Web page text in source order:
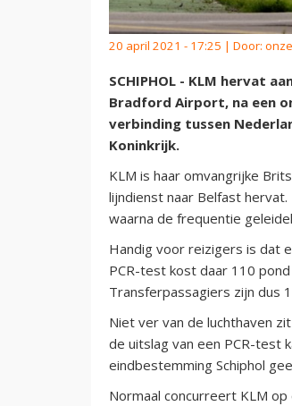
20 april 2021 - 17:25 | Door:
SCHIPHOL - KLM hervat
Bradford Airport, na een
verbinding tussen
Koninkrijk.
KLM is haar omvangrijke
lijndienst naar Belfast
waarna de frequentie
Handig voor reizigers is dat
PCR-test kost daar 110
Transferpassagiers zijn dus
Niet ver van de luchthaven
de uitslag van een PCR-test
eindbestemming Schiphol
Normaal concurreert KLM